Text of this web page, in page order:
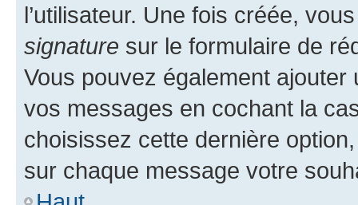
l’utilisateur. Une fois créée,
signature sur le formulaire de
Vous pouvez également
vos messages en cochant la
choisissez cette dernière
sur chaque message votre